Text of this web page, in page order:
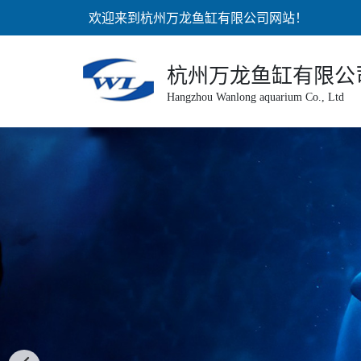
欢迎来到杭州万龙鱼缸有限公司网站！
杭州万龙鱼缸有限
Hangzhou Wanlong aquarium Co., Ltd